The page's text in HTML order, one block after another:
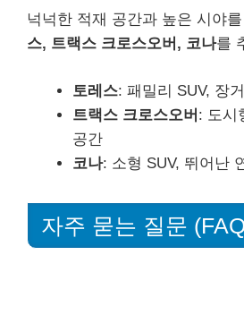
넉넉한 적재 공간과 높은 시야
스, 트랙스 크로스오버, 코나를
토레스: 패밀리 SUV, 장
트랙스 크로스오버 : 도시
공간
코나: 소형 SUV, 뛰어난
자주 묻는 질문